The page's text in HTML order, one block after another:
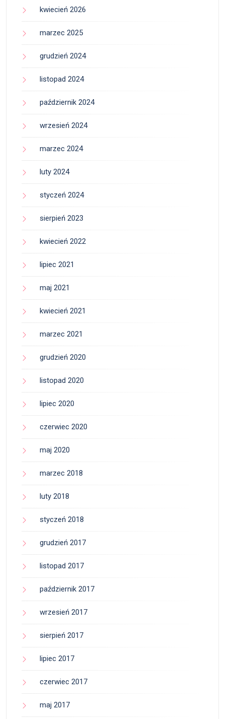
kwiecień 2026
marzec 2025
grudzień 2024
listopad 2024
październik 2024
wrzesień 2024
marzec 2024
luty 2024
styczeń 2024
sierpień 2023
kwiecień 2022
lipiec 2021
maj 2021
kwiecień 2021
marzec 2021
grudzień 2020
listopad 2020
lipiec 2020
czerwiec 2020
maj 2020
marzec 2018
luty 2018
styczeń 2018
grudzień 2017
listopad 2017
październik 2017
wrzesień 2017
sierpień 2017
lipiec 2017
czerwiec 2017
maj 2017